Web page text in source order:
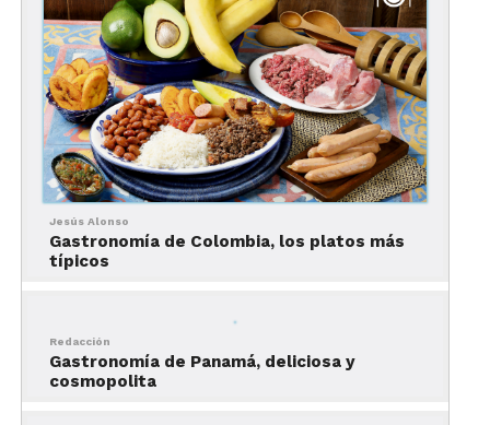
también es algo a destacar enSinaloa.
Es de los estados líderes en producción de
carne de res y cerdo.
Todo ello dota a la gastronomía de Sinaloa de
infinitas posibilidades que van cambiando de
región a región.
Platillos típicos de la
Jesús Alonso
Gastronomía de Colombia, los platos más
típicos
Redacción
Gastronomía de Panamá, deliciosa y
cosmopolita